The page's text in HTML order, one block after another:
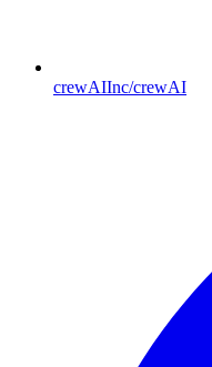
crewAIInc/crewAI